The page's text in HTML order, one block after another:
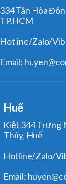
334 Tân Hòa
TP.HCM
Hotline/Zalo/
Email:
Huế
Kiệt 344 Trưng
Thủy, Huế
Hotline/Zalo/
Email: